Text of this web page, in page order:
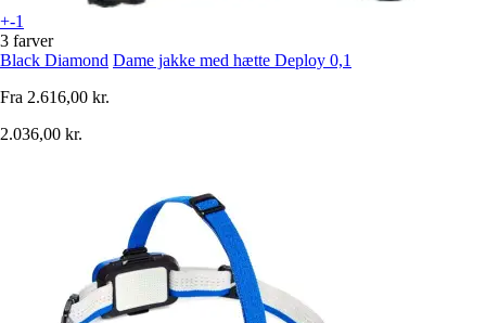
+-1
3 farver
Black Diamond Dame jakke med hætte Deploy 0,1
Fra 2.616,00 kr.
2.036,00 kr.